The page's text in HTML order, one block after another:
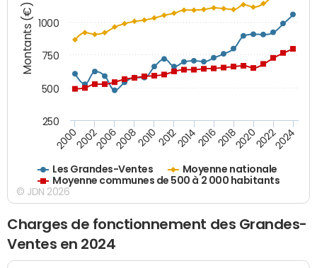
Montants (€)
Les Grandes-Ventes
Moyenne nationale
Moyenne communes de 500 à 2 000 habitants
200020022006200820102012201420162018202020222024
250
500
750
1000
© JDN 2026
Charges de fonctionnement des Grandes-
Ventes en 2024